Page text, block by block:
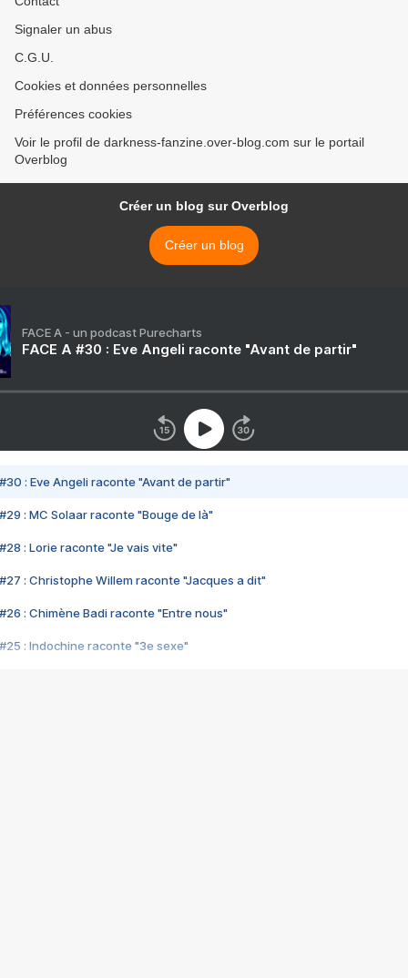
Signaler un abus
C.G.U.
Cookies et données personnelles
Préférences cookies
Voir le profil de darkness-fanzine.over-blog.com sur le portail
Overblog
Créer un blog sur Overblog
Créer un blog
FACE A - un podcast Purecharts
FACE A #30 : Eve Angeli raconte "Avant de partir"
#30 : Eve Angeli raconte "Avant de partir"
#29 : MC Solaar raconte "Bouge de là"
#28 : Lorie raconte "Je vais vite"
#27 : Christophe Willem raconte "Jacques a dit"
#26 : Chimène Badi raconte "Entre nous"
#25 : Indochine raconte "3e sexe"